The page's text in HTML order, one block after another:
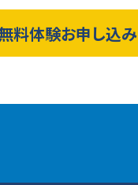
料体験お申し込み